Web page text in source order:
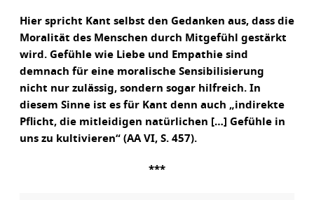
Hier spricht Kant selbst den Gedanken aus, dass die
Moralität des Menschen durch Mitgefühl gestärkt
wird. Gefühle wie Liebe und Empathie sind
demnach für eine moralische Sensibilisierung
nicht nur zulässig, sondern sogar hilfreich. In
diesem Sinne ist es für Kant denn auch „indirekte
Pflicht, die mitleidigen natürlichen […] Gefühle in
uns zu kultivieren“ (AA VI, S. 457).
***